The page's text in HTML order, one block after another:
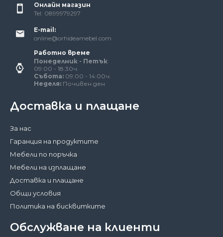
Онлайн магазин
Tel: 0899979297
E-mail:
online@orhideamebel.com
Работно време
Понеделник - Петък:
09:00 - 18:30ч.
Събота: 09:00 - 14:00ч.
Неделя: Почивен ден
Доставка и плащане
За нас
Гаранция на продуктите
Мебели по поръчка
Мебели на изплащане
Доставка и плащане
Общи условия
Политика на бисквитките
Обслужване на клиенти